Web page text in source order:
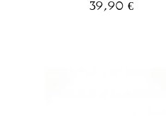
39,90 €